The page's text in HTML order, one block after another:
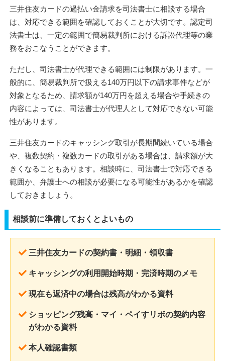
三井住友カードの過払い金請求を司法書士に相談する場合
は、対応できる範囲を確認しておくことが大切です。認定司
法書士は、一定の範囲で簡易裁判所における訴訟代理等の業
務をおこなうことができます。
ただし、司法書士が代理できる範囲には制限があります。一
般的に、簡易裁判所で扱える140万円以下の請求事件などが
対象となるため、請求額が140万円を超える場合や手続きの
内容によっては、司法書士が代理人として対応できない可能
性があります。
三井住友カードのキャッシング取引が長期間続いている場合
や、複数契約・複数カードの取引がある場合は、請求額が大
きくなることもあります。相談時に、司法書士で対応できる
範囲か、弁護士への相談が必要になる可能性があるかを確認
しておきましょう。
相談前に準備しておくとよいもの
三井住友カードの契約書・明細・領収書
キャッシングの利用開始時期・完済時期のメモ
現在も返済中の場合は残高がわかる資料
ショッピング残高・マイ・ペイすリボの契約内容
がわかる資料
本人確認書類